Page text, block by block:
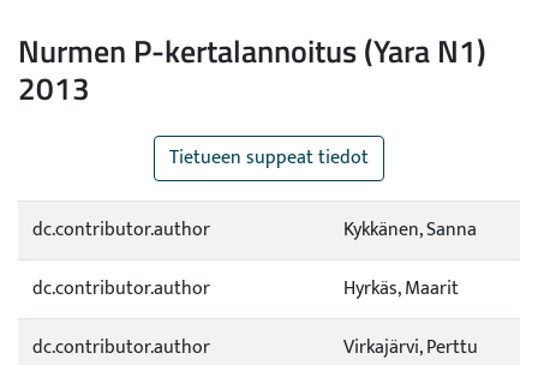
Nurmen P-kertalannoitus (Yara N1)
2013
Tietueen suppeat tiedot
dc.contributor.author
Kykkänen, Sanna
dc.contributor.author
Hyrkäs, Maarit
dc.contributor.author
Virkajärvi, Perttu